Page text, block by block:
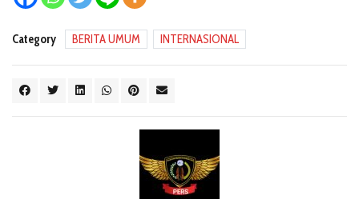
Category BERITA UMUM INTERNASIONAL